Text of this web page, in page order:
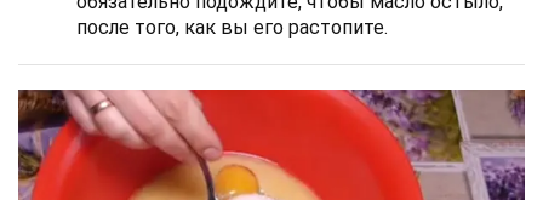
после того, как вы его растопите.